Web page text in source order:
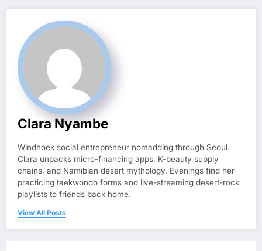
Clara Nyambe
Windhoek social entrepreneur nomadding through Seoul.
Clara unpacks micro-financing apps, K-beauty supply
chains, and Namibian desert mythology. Evenings find her
practicing taekwondo forms and live-streaming desert-rock
playlists to friends back home.
View All Posts